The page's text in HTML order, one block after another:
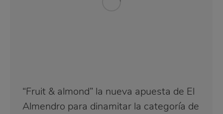
“Fruit & almond” la nueva apuesta de El
Almendro para dinamitar la categoría de